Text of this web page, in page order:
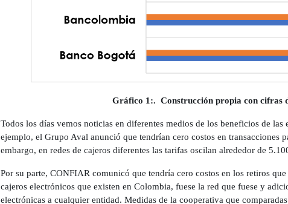
Gráfico 1:. Construcción propia con cifras
Todos los días vemos noticias en diferentes medios de los beneficios de las
ejemplo, el Grupo Aval anunció que tendrían cero costos en transacciones
embargo, en redes de cajeros diferentes las tarifas oscilan alrededor de
Por su parte, CONFIAR comunicó que tendría cero costos en los retiros
cajeros electrónicos que existen en Colombia, fuese la red que fuese y
electrónicas a cualquier entidad. Medidas de la cooperativa que